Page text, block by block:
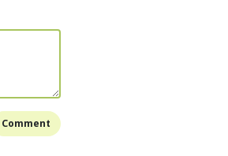
rawit sampai harum.
Comment